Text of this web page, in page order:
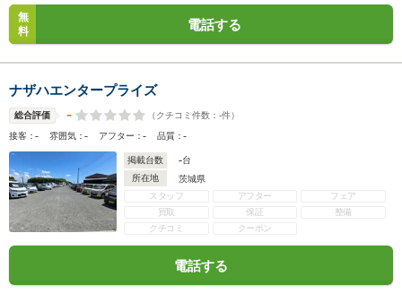
無
料
電話する
ナザハエンタープライズ
総合評価 - （クチコミ件数： -件）
接客：- 雰囲気：- アフター：- 品質：-
掲載台数 -台
所在地
茨城県
スタッフ
アフター
フェア
買取
保証
整備
クチコミ
クーポン
電話する